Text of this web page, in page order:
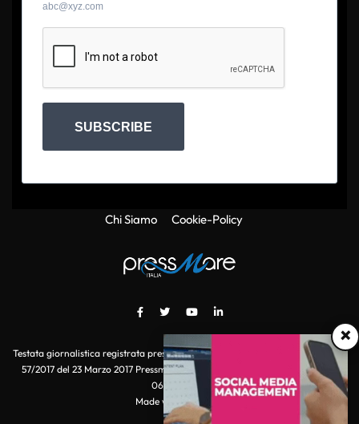
×
abc@xyz.com
SUBSCRIBE
Chi Siamo Cookie-Policy
Testata giornalistica registrata presso il Tribunale di Roma con autorizzazione
57/2017 del 23 Marzo 2017 Pressmare.it è un marchio di S.P.E.N. Srl - P.IVA
06511641000
Made with
by POI